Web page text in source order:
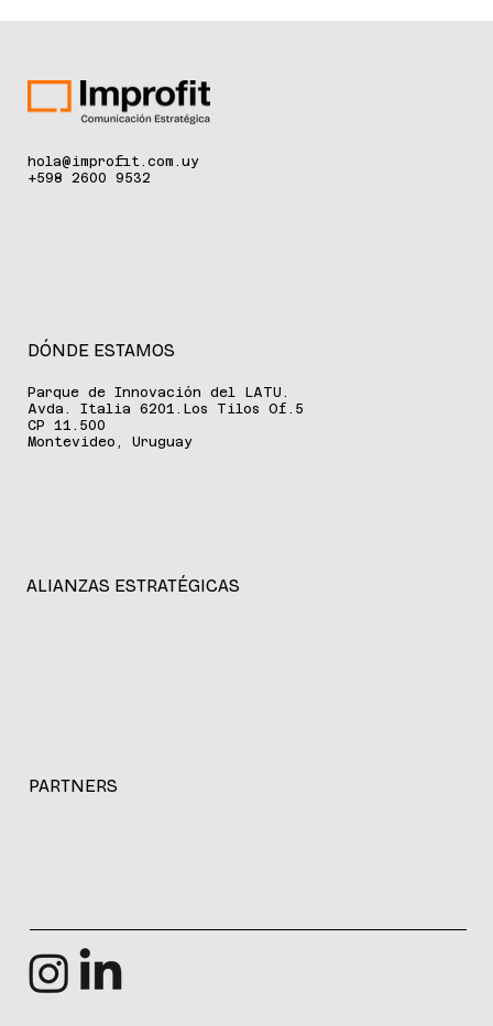
hola@improfit.com.uy
+598 2600 9532
DÓNDE ESTAMOS
Parque de Innovación del LATU.
Avda. Italia 6201.Los Tilos Of.5
CP 11.500
Montevideo, Uruguay
ALIANZAS ESTRATÉGICAS
PARTNERS